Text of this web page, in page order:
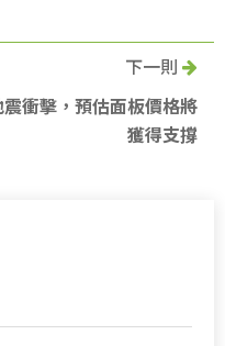
下一則
衝擊，預估面板價格將
獲得支撐